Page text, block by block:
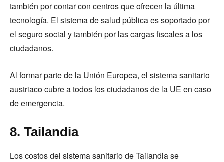
también por contar con centros que ofrecen la última
tecnología. El sistema de salud pública es soportado por
el seguro social y también por las cargas fiscales a los
ciudadanos.
Al formar parte de la Unión Europea, el sistema sanitario
austriaco cubre a todos los ciudadanos de la UE en caso
de emergencia.
8. Tailandia
Los costos del sistema sanitario de Tailandia se